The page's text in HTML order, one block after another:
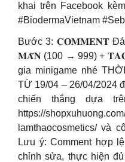
khai trên Facebook
#BiodermaVietnam
Bước 3: 𝐂𝐎𝐌𝐌𝐄𝐍𝐓
𝐌𝐀̆́𝐍 (100 → 999) + 𝐓𝐀𝐆
gia minigame nhé
TỪ 19/04 – 26/04/2024
chiến thắng dựa
https://
lamthaocosmetics/ và
Lưu ý: Comment hợp
chỉnh sửa, thực hiện